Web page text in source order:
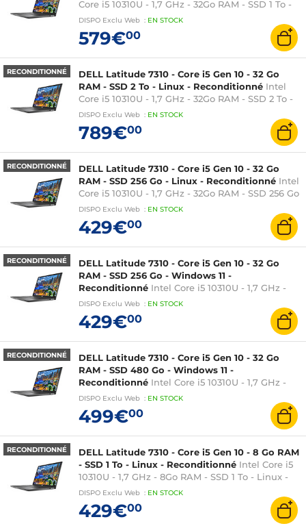
Core i5 10310U - 1,7 GHz - 32Go RAM - SSD 1 To -
Linux - Intel UHD Graphics - 13,3 pouces AZERTY
DISPO Exclu Web : EN STOCK
579€00
RECONDITIONNÉ
DELL Latitude 7310 - Core i5 Gen 10 - 32 Go
RAM - SSD 2 To - Linux - Reconditionné Intel
Core i5 10310U - 1,7 GHz - 32Go RAM - SSD 2 To -
Linux - Intel UHD Graphics - 13,3 pouces AZERTY
DISPO Exclu Web : EN STOCK
789€00
RECONDITIONNÉ
DELL Latitude 7310 - Core i5 Gen 10 - 32 Go
RAM - SSD 256 Go - Linux - Reconditionné Intel
Core i5 10310U - 1,7 GHz - 32Go RAM - SSD 256 Go
- Linux - Intel UHD Graphics - 13,3 pouces
DISPO Exclu Web : EN STOCK
429€00
RECONDITIONNÉ
DELL Latitude 7310 - Core i5 Gen 10 - 32 Go
RAM - SSD 256 Go - Windows 11 -
Reconditionné Intel Core i5 10310U - 1,7 GHz -
32Go RAM - SSD 256 Go - Windows 11 - Intel UHD
Graphics - 13,3 pouces AZERTY
DISPO Exclu Web : EN STOCK
429€00
RECONDITIONNÉ
DELL Latitude 7310 - Core i5 Gen 10 - 32 Go
RAM - SSD 480 Go - Windows 11 -
Reconditionné Intel Core i5 10310U - 1,7 GHz -
32Go RAM - SSD 480 Go - Windows 11 - Intel
UHD Graphics - 13,3 pouces AZERTY
DISPO Exclu Web : EN STOCK
499€00
RECONDITIONNÉ
DELL Latitude 7310 - Core i5 Gen 10 - 8 Go RAM
- SSD 1 To - Linux - Reconditionné Intel Core i5
10310U - 1,7 GHz - 8Go RAM - SSD 1 To - Linux -
Intel UHD Graphics - 13,3 pouces AZERTY
DISPO Exclu Web : EN STOCK
429€00